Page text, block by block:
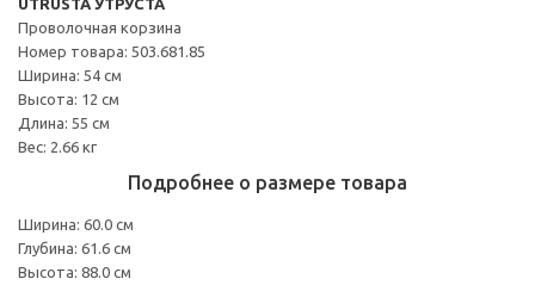
Проволочная корзина
Номер товара: 503.681.85
Ширина: 54 см
Высота: 12 см
Длина: 55 см
Вес: 2.66 кг
Подробнее о размере товара
Ширина: 60.0 см
Глубина: 61.6 см
Высота: 88.0 см